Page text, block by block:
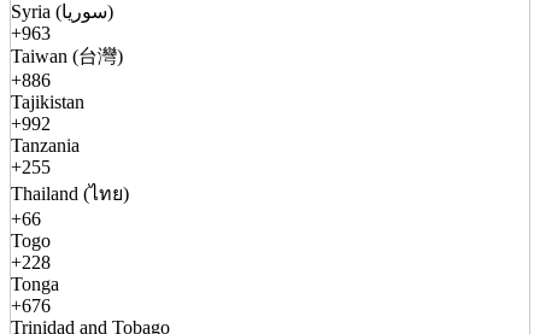
Syria (سوريا)
+963
Taiwan (台灣)
+886
Tajikistan
+992
Tanzania
+255
Thailand (ไทย)
+66
Togo
+228
Tonga
+676
Trinidad and Tobago